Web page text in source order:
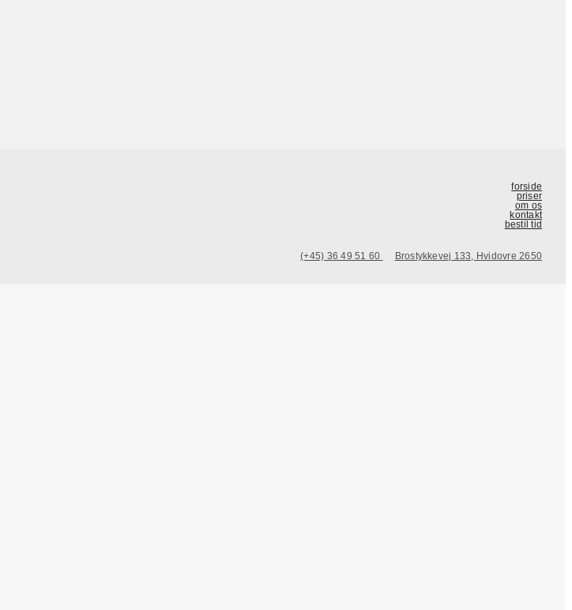
forside
priser
om os
kontakt
bestil tid
(+45) 36 49 51 60 Brostykkevej 133, Hvidovre 2650